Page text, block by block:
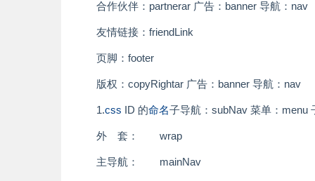
合作伙伴：partnerar 广告：banner 导航：nav
友情链接：friendLink
页脚：footer
版权：copyRightar 广告：banner 导航：nav
1.css ID 的命名子导航：subNav 菜单：menu
外 套： wrap
主导航： mainNav